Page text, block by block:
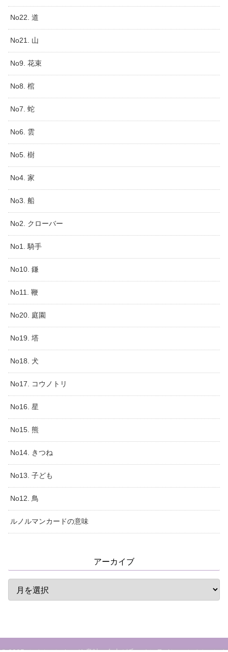
No22. 道
No21. 山
No9. 花束
No8. 棺
No7. 蛇
No6. 雲
No5. 樹
No4. 家
No3. 船
No2. クローバー
No1. 騎手
No10. 鎌
No11. 鞭
No20. 庭園
No19. 塔
No18. 犬
No17. コウノトリ
No16. 星
No15. 熊
No14. きつね
No13. 子ども
No12. 鳥
ルノルマンカードの意味
アーカイブ